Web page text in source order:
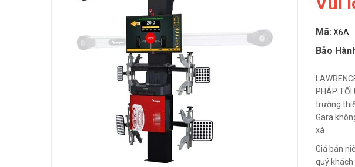
Mã: X6A
Bảo
PHÁP TỐI
trường
Gara
xá
Giá bán
quý